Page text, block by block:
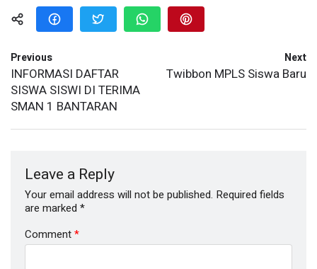
Previous
INFORMASI DAFTAR
SISWA SISWI DI TERIMA
SMAN 1 BANTARAN
Next
Twibbon MPLS Siswa Baru
Leave a Reply
Your email address will not be published. Required fields
are marked *
Comment*